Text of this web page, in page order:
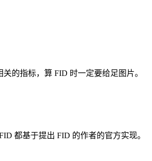
的指标，算 FID 时一定要给足图片。
都基于提出 FID 的作者的官方实现。